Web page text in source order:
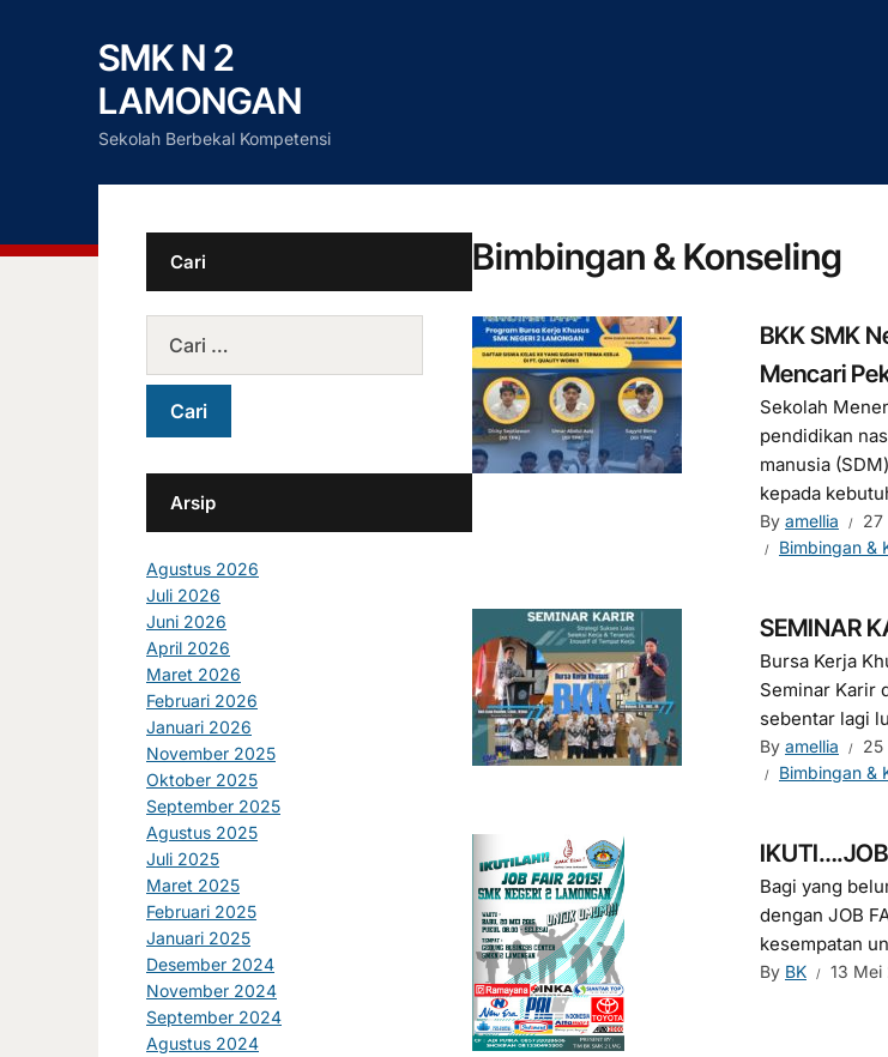
SMK N 2
LAMONGAN
Sekolah Berbekal Kompetensi
Bimbingan & Konseling
BKK SMK
Mencari
Sekolah
pendidikan
manusia
kepada
By amellia
27
Bimbingan &
SEMINAR
Bursa Kerja
Seminar Karir
sebentar lagi
By amellia
25
Bimbingan &
Bagi yang
dengan JOB
kesempatan
By BK 13 Mei
Cari
Arsip
Agustus 2026
Juli 2026
Juni 2026
April 2026
Maret 2026
Februari 2026
Januari 2026
November 2025
Oktober 2025
September 2025
Agustus 2025
Juli 2025
Maret 2025
Februari 2025
Januari 2025
Desember 2024
November 2024
September 2024
Agustus 2024